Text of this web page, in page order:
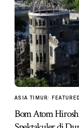
ASIA TIMUR
Bom Atom